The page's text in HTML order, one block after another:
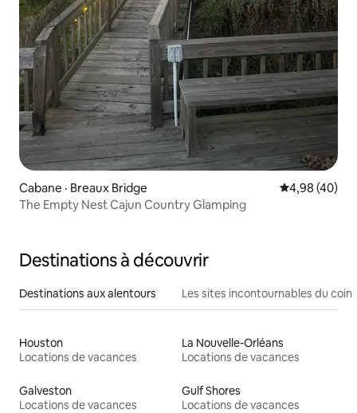
Cabane · Breaux Bridge Note
4,98 (40)
The Empty Nest Cajun Country Glamping
Destinations à découvrir
Destinations aux alentours Les sites incontournables du coin
Houston
Locations de vacances
La Nouvelle-Orléans
Locations de vacances
Galveston
Locations de vacances
Gulf Shores
Locations de vacances